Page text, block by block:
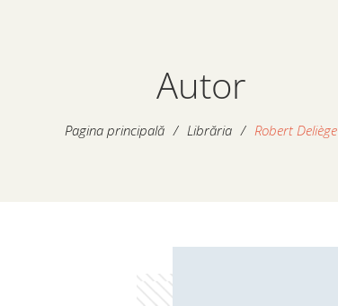
Autor
Pagina principală / Librăria / Robert Deliège